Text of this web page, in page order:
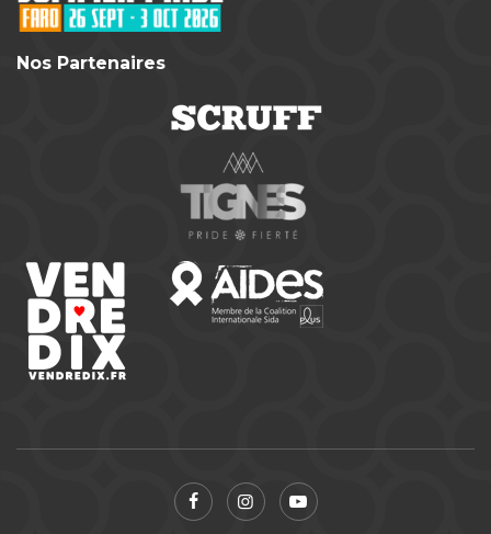
Nos Partenaires